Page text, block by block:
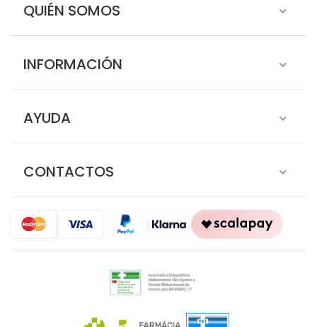
QUIÉN SOMOS
INFORMACIÓN
AYUDA
CONTACTOS